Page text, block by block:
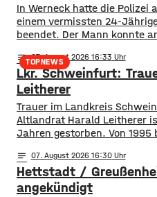
In Werneck hatte die Polizei
einem vermissten 24-
beendet. Der Mann konnte
gesorgt, da auch ein
um Werneck abgesucht
TOPNEWS
notes 07. August 2026 16:33
Lkr. Schweinfurt:
Leitherer
Trauer im Landkreis
Altlandrat Harald Leitherer
Jahren gestorben. Von
wurde das Kreisstraßennetz
flächendeckendes
1.000 Kilometern
notes 07. August 2026 16:30
Hettstadt /
angekündigt